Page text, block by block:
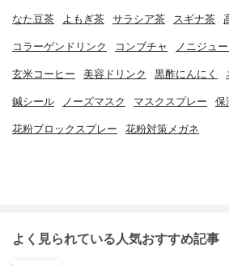
なた豆茶 よもぎ茶 サラシア茶 スギナ茶
コラーゲンドリンク コンブチャ ノニジュ
玄米コーヒー 美容ドリンク 黒酢にんにく
鍼シール ノーズマスク マスクスプレー 保
花粉ブロックスプレー 花粉対策メガネ
よく見られている人気おすすめ記事